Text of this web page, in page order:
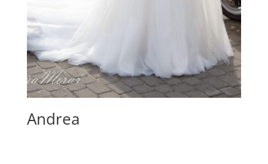
Andrea